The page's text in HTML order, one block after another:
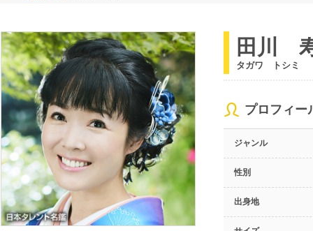
田川
タガワ トシミ
プロフィー
ジャンル
性別
出身地